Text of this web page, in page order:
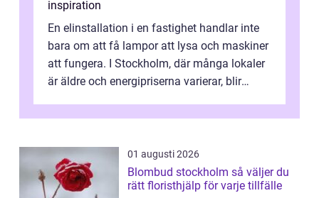
inspiration
En elinstallation i en fastighet handlar inte
bara om att få lampor att lysa och maskiner
att fungera. I Stockholm, där många lokaler
är äldre och energipriserna varierar, blir
01 augusti 2026
Blombud stockholm så väljer du
rätt floristhjälp för varje tillfälle